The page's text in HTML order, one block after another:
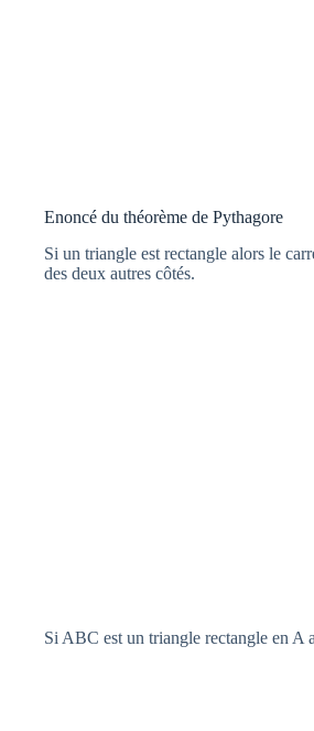
Enoncé du théorème de Pythagore
Si un triangle est rectangle alors le
des deux autres côtés.
Si ABC est un triangle rectangle en A